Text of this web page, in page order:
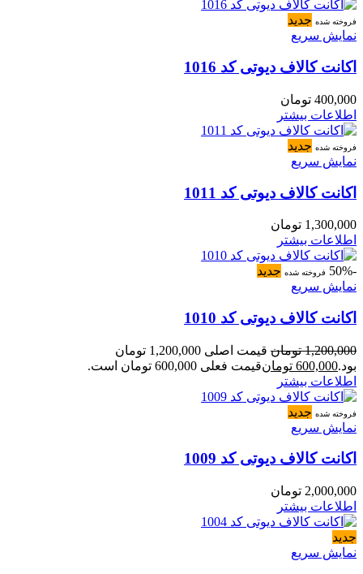
فروخته شده جدید
نمایش سریع
اکانت کالاف دیوتی کد 1016
400,000 تومان
اطلاعات بیشتر
فروخته شده جدید
نمایش سریع
اکانت کالاف دیوتی کد 1011
1,300,000 تومان
اطلاعات بیشتر
-50% فروخته شده جدید
نمایش سریع
اکانت کالاف دیوتی کد 1010
1,200,000 تومان
قیمت اصلی 1,200,000 تومان
بود.600,000 تومانقیمت فعلی 600,000 تومان است.
اطلاعات بیشتر
فروخته شده جدید
نمایش سریع
اکانت کالاف دیوتی کد 1009
2,000,000 تومان
اطلاعات بیشتر
جدید
نمایش سریع